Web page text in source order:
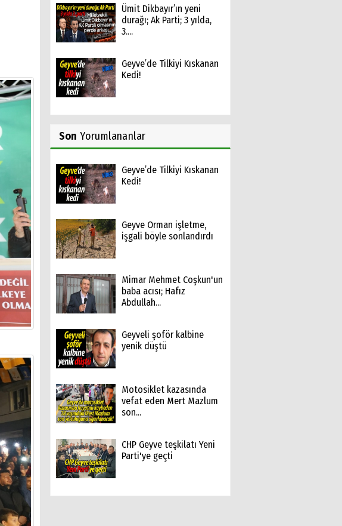
Ümit Dikbayır’ın yeni
durağı; Ak Parti; 3 yılda,
3....
Geyve’de Tilkiyi Kıskanan
Kedi!
Son Yorumlananlar
Geyve’de Tilkiyi Kıskanan
Kedi!
Geyve Orman işletme,
işgali böyle sonlandırdı
Mimar Mehmet Coşkun'un
baba acısı; Hafız
Abdullah...
Geyveli şoför kalbine
yenik düştü
Motosiklet kazasında
vefat eden Mert Mazlum
son...
CHP Geyve teşkilatı Yeni
Parti'ye geçti